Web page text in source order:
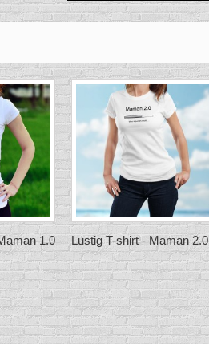
1.0 Lustig T-shirt - Maman 2.0